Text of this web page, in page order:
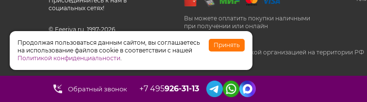
социальных сетях!
© Feeriya.ru, 1997-2026
Вы можете оплатить покупки наличными
при получении или онлайн
WhatsApp принадлежат компании Meta, признанной экстремистской организацией на территории РФ
Продолжая пользоваться данным сайтом, вы соглашаетесь
на использование файлов cookie в соответствии с нашей
Политикой конфиденциальности.
Принять
Обратный звонок +7 495926-31-13